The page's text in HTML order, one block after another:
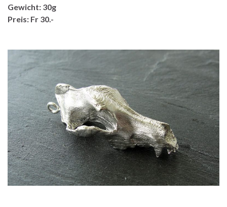
Gewicht: 30g
Preis: Fr 30.-